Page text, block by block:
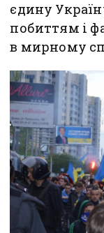
єдину
побиттям і
в мирному